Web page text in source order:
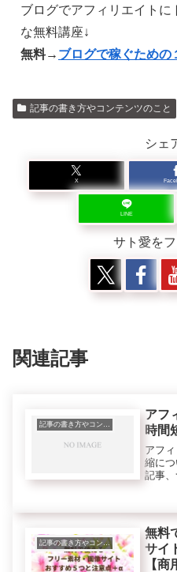
ブログでアフィリエイトに
な無料講座↓
無料→ ブログで稼ぐための
記事の書き方やコンテンツのこと
シェ
X
LINE
サト愛を
関連記事
記事の書き方やコンテンツのこと
アフ
時間
アフ
縮に
記事、
とは
まま
順...
記事の書き方やコンテンツのこと
無料
サイ
【商